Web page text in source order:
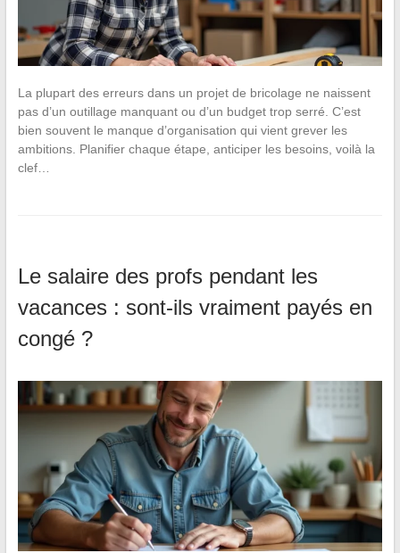
La plupart des erreurs dans un projet de bricolage ne naissent
pas d’un outillage manquant ou d’un budget trop serré. C’est
bien souvent le manque d’organisation qui vient grever les
ambitions. Planifier chaque étape, anticiper les besoins, voilà la
clef…
Le salaire des profs pendant les
vacances : sont-ils vraiment payés en
congé ?